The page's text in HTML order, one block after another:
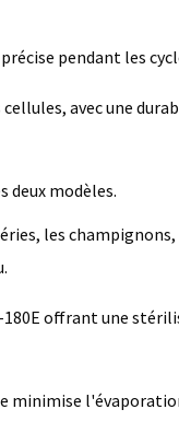
pendant les
avec une
deux modèles.
les
offrant une